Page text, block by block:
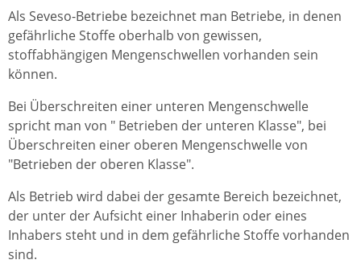
Als Seveso-Betriebe bezeichnet man Betriebe, in denen
gefährliche Stoffe oberhalb von gewissen,
stoffabhängigen Mengenschwellen vorhanden sein
können.
Bei Überschreiten einer unteren Mengenschwelle
spricht man von " Betrieben der unteren Klasse", bei
Überschreiten einer oberen Mengenschwelle von
"Betrieben der oberen Klasse".
Als Betrieb wird dabei der gesamte Bereich bezeichnet,
der unter der Aufsicht einer Inhaberin oder eines
Inhabers steht und in dem gefährliche Stoffe vorhanden
sind.